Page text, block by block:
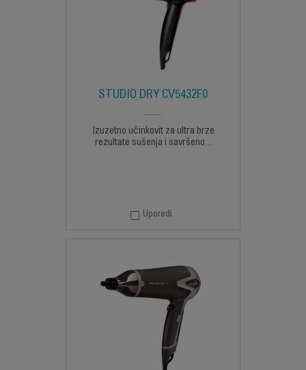
STUDIO DRY CV5432F0
Izuzetno učinkovit za ultra brze
rezultate sušenja i savršeno...
Uporedi